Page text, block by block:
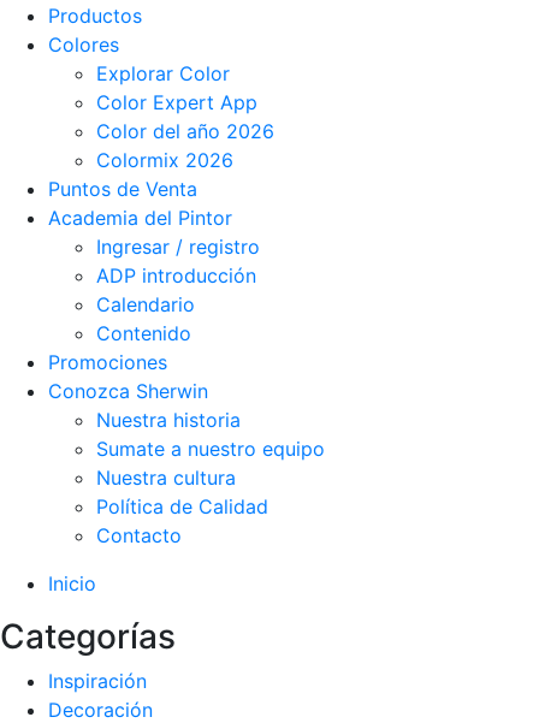
Productos
Colores
Explorar Color
Color Expert App
Color del año 2026
Colormix 2026
Puntos de Venta
Academia del Pintor
Ingresar / registro
ADP introducción
Calendario
Contenido
Promociones
Conozca Sherwin
Nuestra historia
Sumate a nuestro equipo
Nuestra cultura
Política de Calidad
Contacto
Inicio
Categorías
Inspiración
Decoración